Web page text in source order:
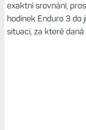
exaktní srovnání,
hodinek Enduro 3 do
situaci, za které